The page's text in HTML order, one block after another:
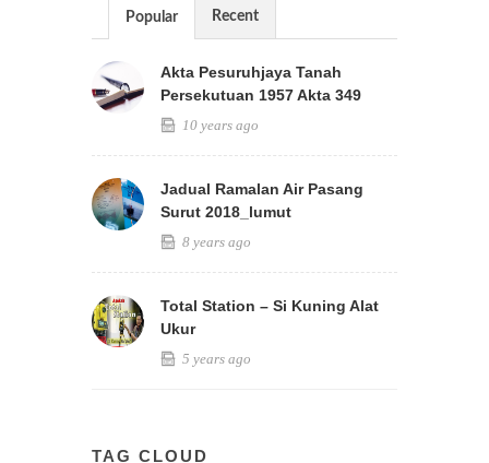
Popular Recent
Akta Pesuruhjaya Tanah
Persekutuan 1957 Akta 349
10 years ago
Jadual Ramalan Air Pasang
Surut 2018_lumut
8 years ago
Total Station – Si Kuning Alat
Ukur
5 years ago
TAG CLOUD